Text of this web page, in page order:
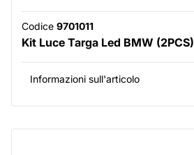
Codice 9701011
Kit Luce Targa Led BMW (2PCS)
Informazioni sull'articolo